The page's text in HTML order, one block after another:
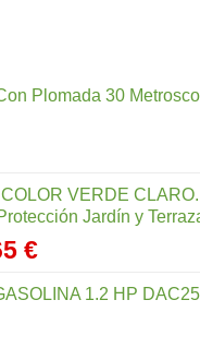
Plomada 30
VERDE
Jardín y
€Rango
precios:1.2 HP